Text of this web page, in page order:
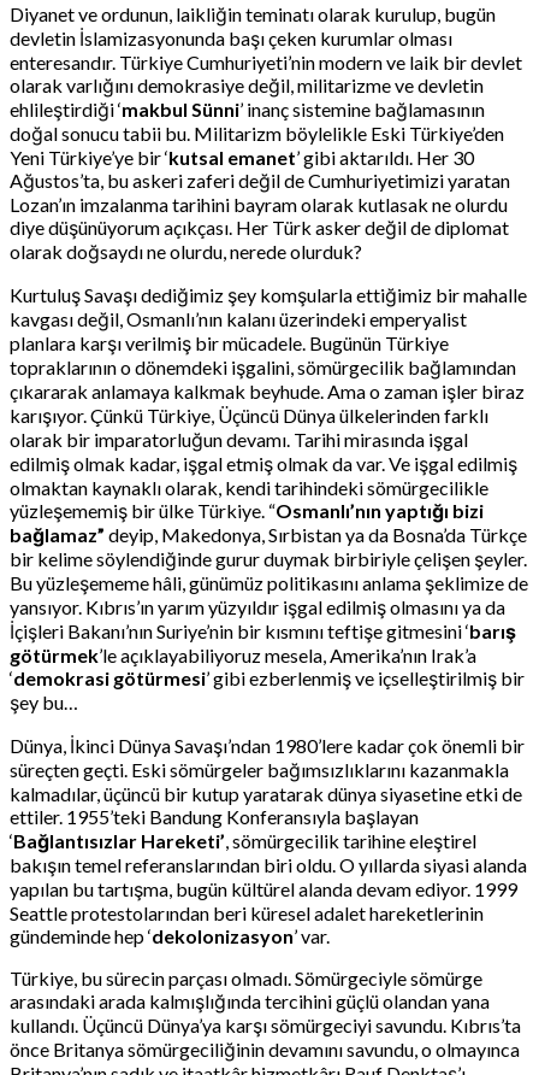
Diyanet ve ordunun, laikliğin teminatı olarak kurulup, bugün
devletin İslamizasyonunda başı çeken kurumlar olması
enteresandır. Türkiye Cumhuriyeti’nin modern ve laik bir devlet
olarak varlığını demokrasiye değil, militarizme ve devletin
ehlileştirdiği ‘makbul Sünni’ inanç sistemine bağlamasının
doğal sonucu tabii bu. Militarizm böylelikle Eski Türkiye’den
Yeni Türkiye’ye bir ‘kutsal emanet’ gibi aktarıldı. Her 30
Ağustos’ta, bu askeri zaferi değil de Cumhuriyetimizi yaratan
Lozan’ın imzalanma tarihini bayram olarak kutlasak ne olurdu
diye düşünüyorum açıkçası. Her Türk asker değil de diplomat
olarak doğsaydı ne olurdu, nerede olurduk?
Kurtuluş Savaşı dediğimiz şey komşularla ettiğimiz bir mahalle
kavgası değil, Osmanlı’nın kalanı üzerindeki emperyalist
planlara karşı verilmiş bir mücadele. Bugünün Türkiye
topraklarının o dönemdeki işgalini, sömürgecilik bağlamından
çıkararak anlamaya kalkmak beyhude. Ama o zaman işler biraz
karışıyor. Çünkü Türkiye, Üçüncü Dünya ülkelerinden farklı
olarak bir imparatorluğun devamı. Tarihi mirasında işgal
edilmiş olmak kadar, işgal etmiş olmak da var. Ve işgal edilmiş
olmaktan kaynaklı olarak, kendi tarihindeki sömürgecilikle
yüzleşememiş bir ülke Türkiye. “Osmanlı’nın yaptığı bizi
bağlamaz” deyip, Makedonya, Sırbistan ya da Bosna’da Türkçe
bir kelime söylendiğinde gurur duymak birbiriyle çelişen şeyler.
Bu yüzleşememe hâli, günümüz politikasını anlama şeklimize de
yansıyor. Kıbrıs’ın yarım yüzyıldır işgal edilmiş olmasını ya da
İçişleri Bakanı’nın Suriye’nin bir kısmını teftişe gitmesini ‘barış
götürmek’le açıklayabiliyoruz mesela, Amerika’nın Irak’a
‘demokrasi götürmesi’ gibi ezberlenmiş ve içselleştirilmiş bir
şey bu…
Dünya, İkinci Dünya Savaşı’ndan 1980’lere kadar çok önemli bir
süreçten geçti. Eski sömürgeler bağımsızlıklarını kazanmakla
kalmadılar, üçüncü bir kutup yaratarak dünya siyasetine etki de
ettiler. 1955’teki Bandung Konferansıyla başlayan
‘Bağlantısızlar Hareketi’, sömürgecilik tarihine eleştirel
bakışın temel referanslarından biri oldu. O yıllarda siyasi alanda
yapılan bu tartışma, bugün kültürel alanda devam ediyor. 1999
Seattle protestolarından beri küresel adalet hareketlerinin
gündeminde hep ‘dekolonizasyon’ var.
Türkiye, bu sürecin parçası olmadı. Sömürgeciyle sömürge
arasındaki arada kalmışlığında tercihini güçlü olandan yana
kullandı. Üçüncü Dünya’ya karşı sömürgeciyi savundu. Kıbrıs’ta
önce Britanya sömürgeciliğinin devamını savundu, o olmayınca